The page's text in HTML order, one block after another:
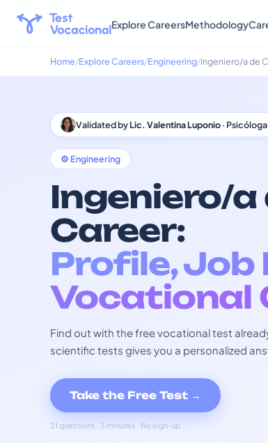
Explore CareersMethodology
Home Explore Careers Engineering Ingeniero/a de
Validated byLic. Valentina Luponio·
⚙️ Engineering
Ingeniero/
Career:
Profile,
Vocational
Find out with the free vocational test
scientific tests gives you a personalized
Take the Free Test →
21 questions · 3 minutes · No sign-up